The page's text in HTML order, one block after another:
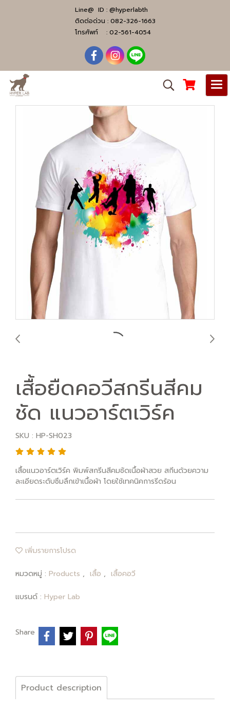
Line@ ID : @hyperlabth
ติดต่อด่วน : 082-326-1663
โทรศัพท์ : 02-561-4054
เสื้อยืดคอวีสกรีนสีคม
ชัด แนวอาร์ตเวิร์ค
SKU : HP-SH023
เสื้อแนวอาร์ตเวิร์ค พิมพ์สกรีนสีคมชัดเนื้อผ้าสวย สกีนด้วยความ
ละเอียดระดับซึมลึกเข้าเนื้อผ้า โดยใช้เทคนิคการรีดร้อน
เพิ่มรายการโปรด
หมวดหมู่ : Products , เสื้อ , เสื้อคอวี
แบรนด์ : Hyper Lab
Share
Product description